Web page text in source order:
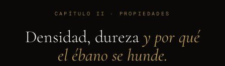
CAPÍTULO II · PROPIEDADES
Densidad, durezay por qué
el ébano se hunde.